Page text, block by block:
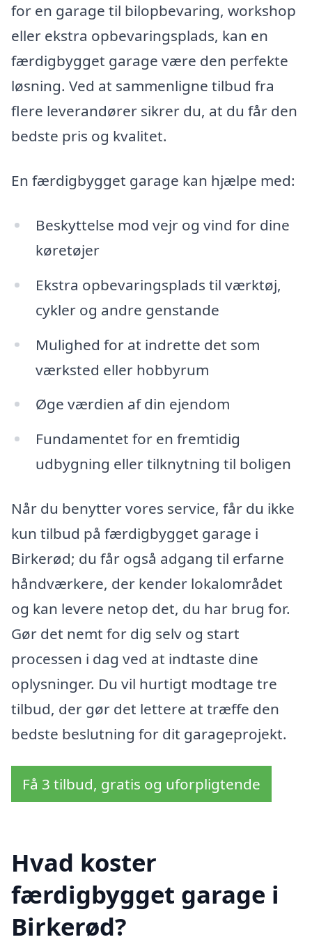
for en garage til bilopbevaring, workshop
eller ekstra opbevaringsplads, kan en
færdigbygget garage være den perfekte
løsning. Ved at sammenligne tilbud fra
flere leverandører sikrer du, at du får den
bedste pris og kvalitet.
En færdigbygget garage kan hjælpe med:
Beskyttelse mod vejr og vind for dine
køretøjer
Ekstra opbevaringsplads til værktøj,
cykler og andre genstande
Mulighed for at indrette det som
værksted eller hobbyrum
Øge værdien af din ejendom
Fundamentet for en fremtidig
udbygning eller tilknytning til boligen
Når du benytter vores service, får du ikke
kun tilbud på færdigbygget garage i
Birkerød; du får også adgang til erfarne
håndværkere, der kender lokalområdet
og kan levere netop det, du har brug for.
Gør det nemt for dig selv og start
processen i dag ved at indtaste dine
oplysninger. Du vil hurtigt modtage tre
tilbud, der gør det lettere at træffe den
bedste beslutning for dit garageprojekt.
Få 3 tilbud, gratis og uforpligtende
Hvad koster
færdigbygget garage i
Birkerød?